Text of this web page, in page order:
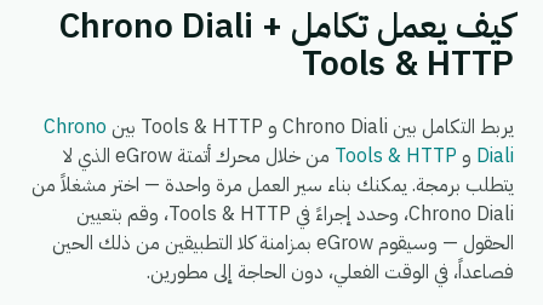
كيف يعمل تكامل Chrono Diali +
Tools & HTTP
يربط التكامل بين Chrono Diali و Tools & HTTP بين
Chrono
Diali و Tools & HTTP
من خلال محرك أتمتة eGrow الذي لا
يتطلب برمجة. يمكنك بناء سير العمل مرة واحدة — اختر مشغلاً من
Chrono Diali، وحدد إجراءً في Tools & HTTP، وقم بتعيين
الحقول — وسيقوم eGrow بمزامنة كلا التطبيقين من ذلك الحين
فصاعداً، في الوقت الفعلي، دون الحاجة إلى مطورين.